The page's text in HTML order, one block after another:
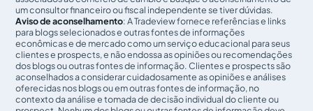
um consultor financeiro ou fiscal independente se tiver dúvidas.
Aviso de aconselhamento: A Tradeview fornece referências e links
para blogs selecionados e outras fontes de informações
econômicas e de mercado como um serviço educacional para seus
clientes e prospects, e não endossa as opiniões ou recomendações
dos blogs ou outras fontes de informação. Clientes e prospects são
aconselhados a considerar cuidadosamente as opiniões e análises
oferecidas nos blogs ou em outras fontes de informação, no
contexto da análise e tomada de decisão individual do cliente ou